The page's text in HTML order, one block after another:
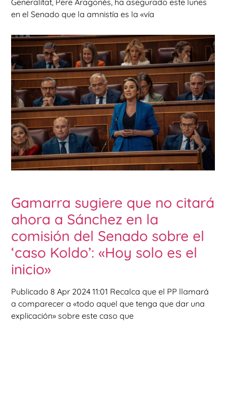
en el Senado que la amnistía es la «vía
Gamarra sugiere que no citará
ahora a Sánchez en la
comisión del Senado sobre el
‘caso Koldo’: «Hoy solo es el
inicio»
Publicado 8 Apr 2024 11:01 Recalca que el PP llamará
a comparecer a «todo aquel que tenga que dar una
explicación» sobre este caso que